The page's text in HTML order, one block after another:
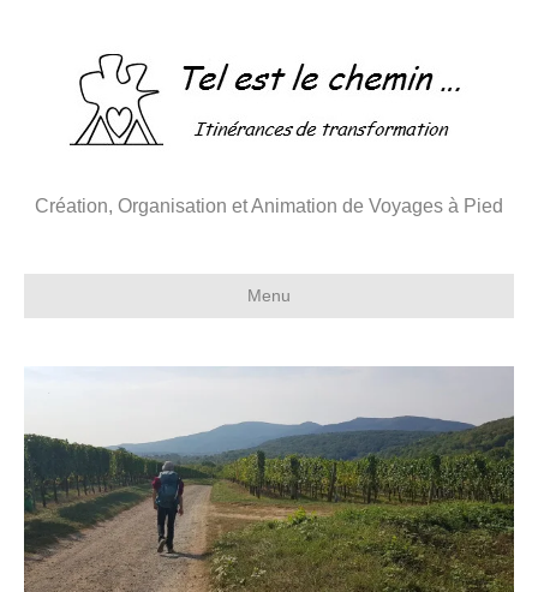
Création, Organisation et Animation de Voyages à Pied
Menu